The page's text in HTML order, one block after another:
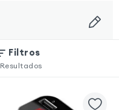
Filtros
Resultados